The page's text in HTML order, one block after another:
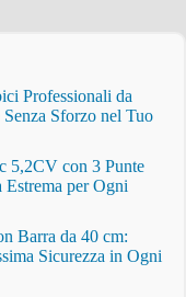
Professionali da
Sforzo nel Tuo
5,2CV con 3 Punte
per Ogni
Barra da 40 cm:
Sicurezza in Ogni